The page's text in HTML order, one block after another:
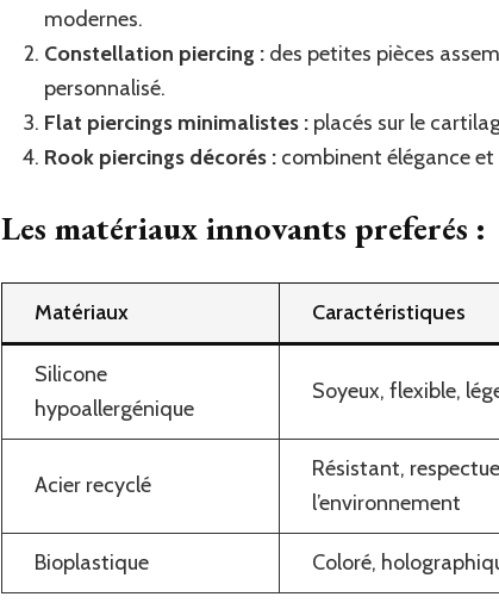
modernes.
Constellation piercing : des petites pièces
personnalisé.
Flat piercings minimalistes : placés sur le
Rook piercings décorés : combinent élégance
Les matériaux innovants preferés :
Matériaux Caractéristiques
Silicone
hypoallergénique
Soyeux, flexible,
Acier recyclé
Résistant,
l’environnement
Bioplastique Coloré,